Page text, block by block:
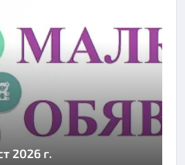
2026 г.